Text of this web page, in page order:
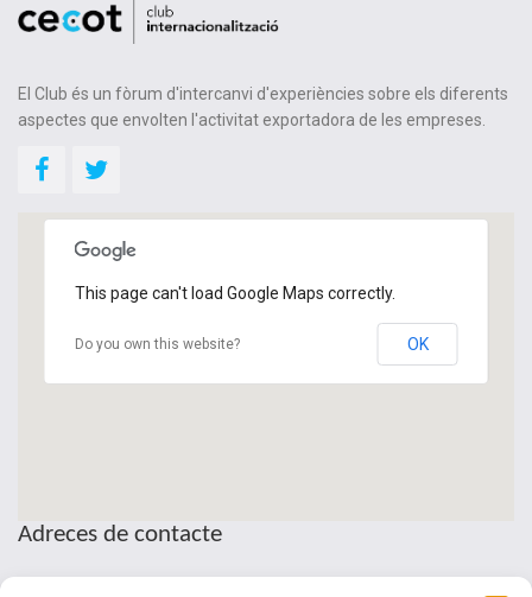
El Club és un fòrum d'intercanvi d'experiències sobre els diferents
aspectes que envolten l'activitat exportadora de les empreses.
This page can't load Google Maps correctly.
Do you own this website? OK
Adreces de contacte